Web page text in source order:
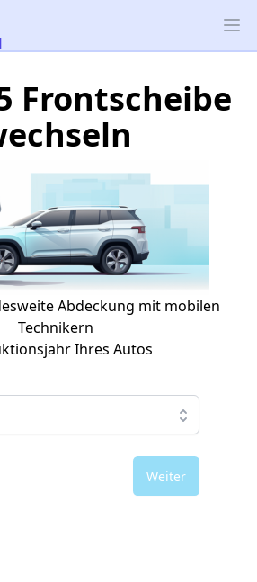
GmbH
Frontscheibe
Abdeckung mit mobilen
Technikern
Ihres Autos
Weiter